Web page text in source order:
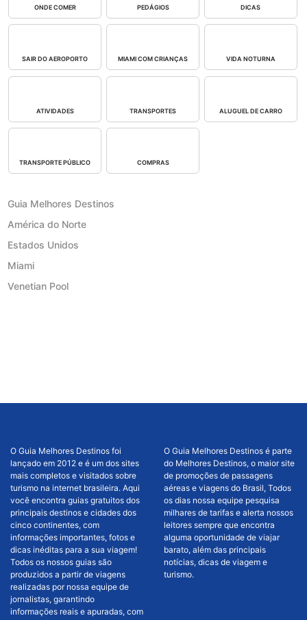
ONDE COMER PEDÁGIOS DICAS
SAIR DO AEROPORTO MIAMI COM CRIANÇAS VIDA NOTURNA
ATIVIDADES TRANSPORTES ALUGUEL DE CARRO
TRANSPORTE PÚBLICO COMPRAS
Guia Melhores Destinos
América do Norte
Estados Unidos
Miami
Venetian Pool
O Guia Melhores Destinos foi
lançado em 2012 e é um dos sites
mais completos e visitados sobre
turismo na internet brasileira. Aqui
você encontra guias gratuitos dos
principais destinos e cidades dos
cinco continentes, com
informações importantes, fotos e
dicas inéditas para a sua viagem!
Todos os nossos guias são
produzidos a partir de viagens
realizadas por nossa equipe de
jornalistas, garantindo
informações reais e apuradas, com
O Guia Melhores Destinos é parte
do Melhores Destinos, o maior site
de promoções de passagens
aéreas e viagens do Brasil, Todos
os dias nossa equipe pesquisa
milhares de tarifas e alerta nossos
leitores sempre que encontra
alguma oportunidade de viajar
barato, além das principais
notícias, dicas de viagem e
turismo.